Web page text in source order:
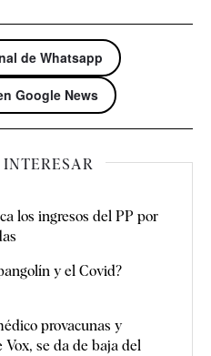
de Whatsapp
Google News
los ingresos del PP por
y el Covid?
provacunas y
se da de baja del